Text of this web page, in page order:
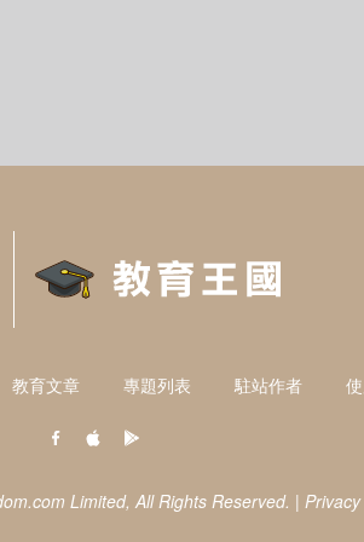
教育文章 專題列表 駐站作者
Limited, All Rights Reserved. |